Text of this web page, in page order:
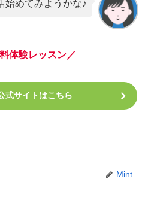
始めてみようかな♪
体験レッスン／
式サイトはこちら
Mint